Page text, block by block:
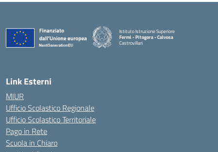
Istituto Istruzione Superiore
Fermi - Pitagora - Calvosa
Castrovillari
Link Esterni
MIUR
Ufficio Scolastico Regionale
Ufficio Scolastico Territoriale
Pago in Rete
Scuola in Chiaro